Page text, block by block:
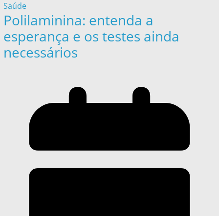
Saúde
Polilaminina: entenda a
esperança e os testes ainda
necessários